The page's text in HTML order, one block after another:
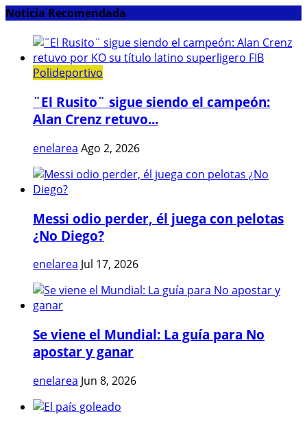
Noticia Recomendada
Polideportivo
¨El Rusito¨ sigue siendo el campeón:
Alan Crenz retuvo...
enelarea Ago 2, 2026
Messi odio perder, él juega con pelotas
¿No Diego?
enelarea Jul 17, 2026
Se viene el Mundial: La guía para No
apostar y ganar
enelarea Jun 8, 2026